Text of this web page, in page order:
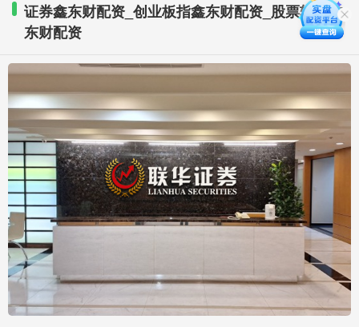
证券鑫东财配资_创业板指鑫东财配资_股票软件鑫
东财配资